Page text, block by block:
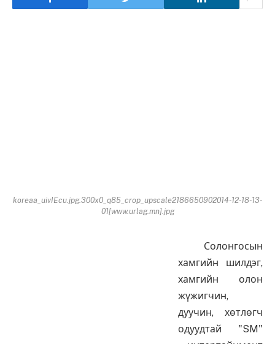
koreaa_uivIEcu.jpg.300x0_q85_crop_upscale2186650902014-12-18-13-
01[www.urlag.mn].jpg
Солонгосын
хамгийн шилдэг,
хамгийн олон
жүжигчин,
дуучин, хөтлөгч
одуудтай "SM"